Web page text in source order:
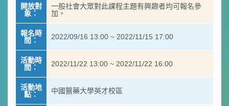
開放對
象：
一般社會大眾對此課程主題有興趣者均可報名參
加。
報名時
間：
2022/09/16 13:00 ~ 2022/11/15 17:00
活動時
間：
2022/11/22 13:00 ~ 2022/11/22 16:00
活動地
點：
中國醫藥大學英才校區